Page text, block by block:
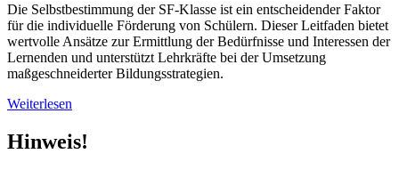
Die Selbstbestimmung der SF-Klasse ist ein entscheidender Faktor
für die individuelle Förderung von Schülern. Dieser Leitfaden bietet
wertvolle Ansätze zur Ermittlung der Bedürfnisse und Interessen der
Lernenden und unterstützt Lehrkräfte bei der Umsetzung
maßgeschneiderter Bildungsstrategien.
Weiterlesen
Hinweis!